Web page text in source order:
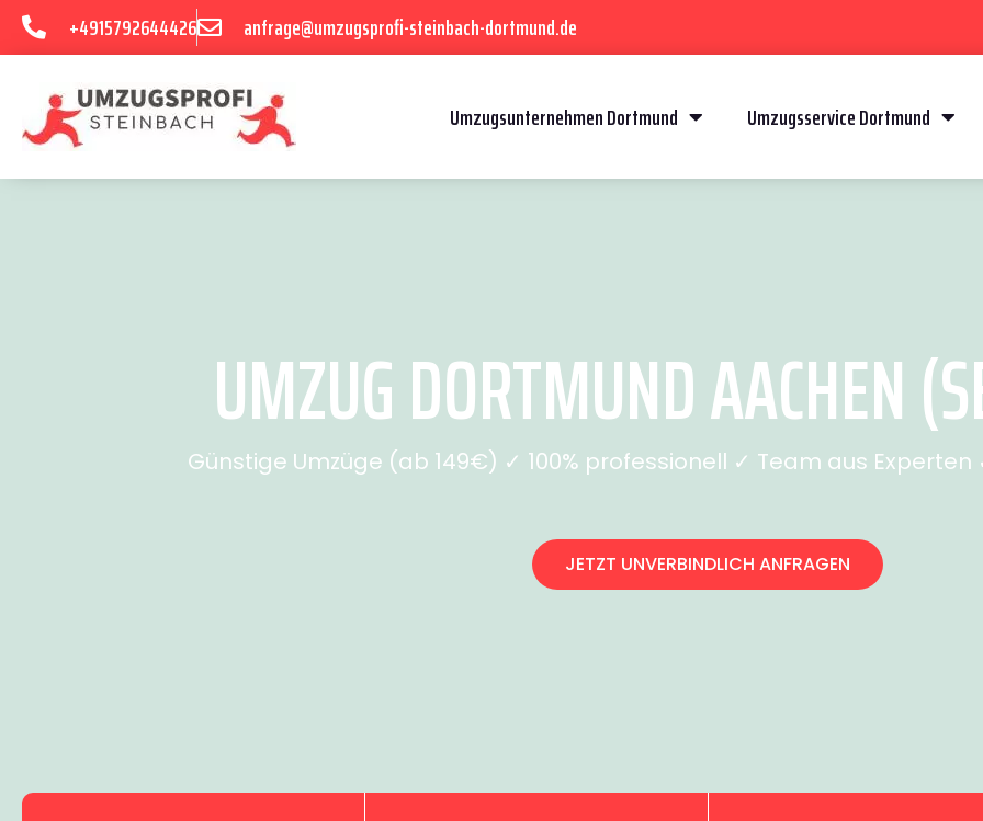
+4915792644426 anfrage@umzugsprofi-steinbach-dortmund.de
Umzugsunternehmen Dortmund Umzugsservice Dortmund
UMZUG DORTMUND AACHEN
Günstige Umzüge (ab 149€) ✓ 100% professionell ✓ Team aus
JETZT UNVERBINDLICH ANFRAGEN